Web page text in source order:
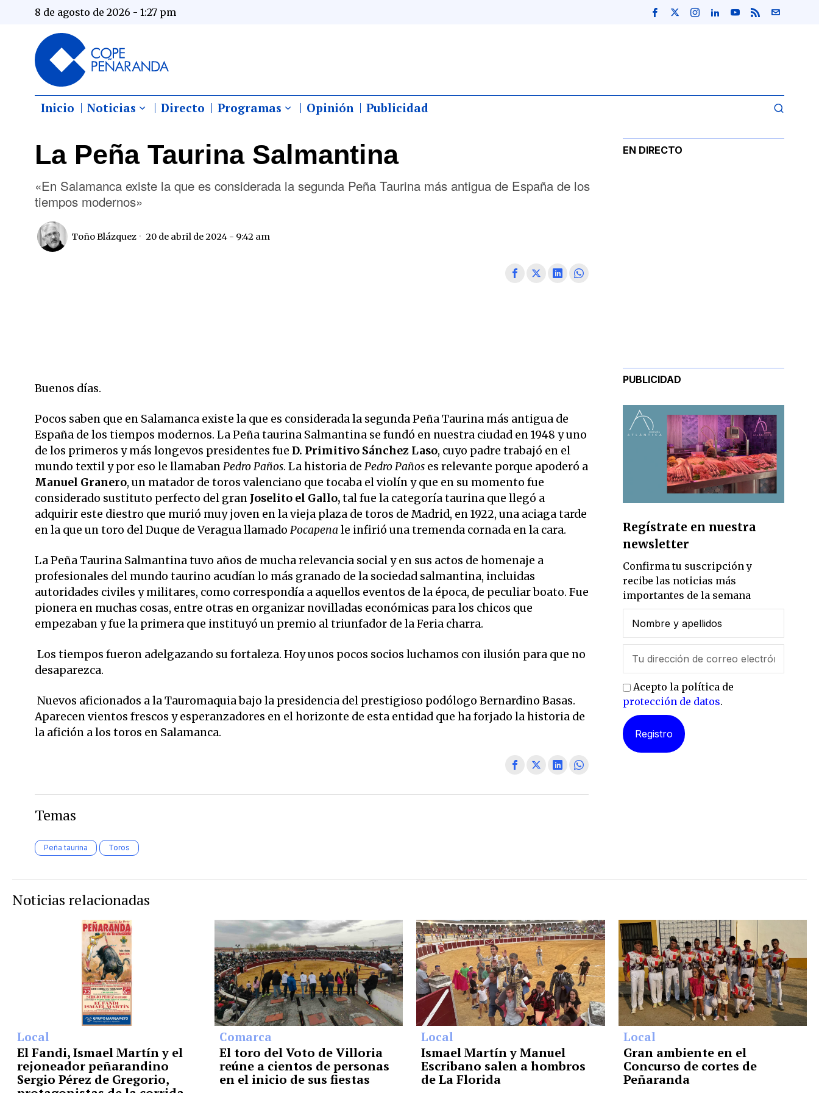
8 de agosto de 2026 - 1:27 pm
Inicio Noticias Directo Programas Opinión Publicidad
La Peña Taurina Salmantina
«En Salamanca existe la que es considerada la segunda Peña Taurina más antigua de España de los
tiempos modernos»
Toño Blázquez 20 de abril de 2024 - 9:42 am
Buenos días.
Pocos saben que en Salamanca existe la que es considerada la segunda Peña Taurina más antigua de
España de los tiempos modernos. La Peña taurina Salmantina se fundó en nuestra ciudad en 1948 y uno
de los primeros y más longevos presidentes fue D. Primitivo Sánchez Laso, cuyo padre trabajó en el
mundo textil y por eso le llamabanPedro Paños. La historia de Pedro Paños es relevante porque apoderó a
Manuel Granero, un matador de toros valenciano que tocaba el violín y que en su momento fue
considerado sustituto perfecto del gran Joselito el Gallo,tal fue la categoría taurina que llegó a
adquirir este diestro que murió muy joven en la vieja plaza de toros de Madrid, en 1922, una aciaga tarde
en la que un toro del Duque de Veragua llamado Pocapena le infirió una tremenda cornada en la cara.
La Peña Taurina Salmantina tuvo años de mucha relevancia social y en sus actos de homenaje a
profesionales del mundo taurino acudían lo más granado de la sociedad salmantina, incluidas
autoridades civiles y militares, como correspondía a aquellos eventos de la época, de peculiar boato. Fue
pionera en muchas cosas, entre otras en organizar novilladas económicas para los chicos que
empezaban y fue la primera que instituyó un premio al triunfador de la Feria charra.
Los tiempos fueron adelgazando su fortaleza. Hoy unos pocos socios luchamos con ilusión para que no
desaparezca.
Nuevos aficionados a la Tauromaquia bajo la presidencia del prestigioso podólogo Bernardino Basas.
Aparecen vientos frescos y esperanzadores en el horizonte de esta entidad que ha forjado la historia de
la afición a los toros en Salamanca.
Temas
Peña taurina Toros
EN DIRECTO
PUBLICIDAD
Regístrate en nuestra
newsletter
Confirma tu suscripción y
recibe las noticias más
importantes de la semana
Acepto la política de
protección de datos.
Noticias relacionadas
Local
El Fandi, Ismael Martín y el
rejoneador peñarandino
Sergio Pérez de Gregorio,
Comarca
El toro del Voto de Villoria
reúne a cientos de personas
en el inicio de sus fiestas
Local
Ismael Martín y Manuel
Escribano salen a hombros
de La Florida
Local
Gran ambiente en el
Concurso de cortes de
Peñaranda